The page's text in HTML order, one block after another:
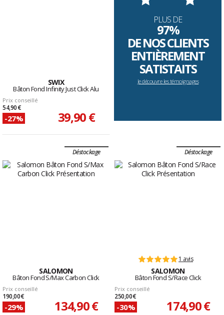
SWIX
Bâton Fond Infinity Just Click Alu
Prix conseillé
54,90 €
-27% 39,90 €
PLUS DE
97%
DE NOS CLIENTS
ENTIÈREMENT
SATISTAITS
Je découvre les témoignages
Déstockage
SALOMON
Bâton Fond S/Max Carbon Click
Prix conseillé
190,00 €
-29% 134,90 €
Déstockage
1 avis
SALOMON
Bâton Fond S/Race Click
Prix conseillé
250,00 €
-30% 174,90 €